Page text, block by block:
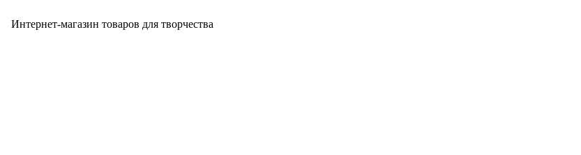
Интернет-магазин товаров для творчества